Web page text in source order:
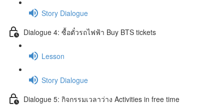
Story Dialogue
Dialogue 4: ซื้อตั๋วรถไฟฟ้า Buy BTS tickets
Lesson
Story Dialogue
Dialogue 5: กิจกรรมเวลาว่าง Activities in free time